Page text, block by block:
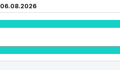
06.08.2026